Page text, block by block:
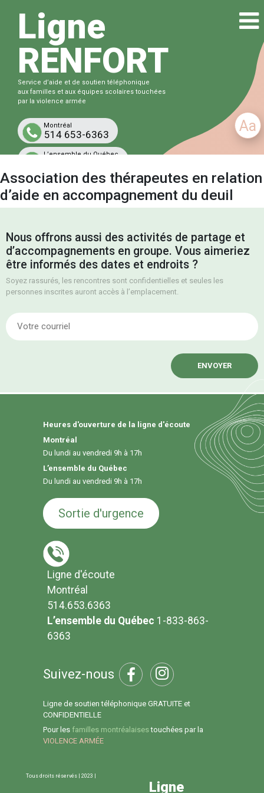
Aa
Ligne
RENFORT
Service d’aide et de soutien téléphonique
aux familles et aux équipes scolaires touchées
par la violence armée
Montréal
514 653-6363
L’ensemble du Québec
Gratuit et confidentiel
Association des thérapeutes en relation
d’aide en accompagnement du deuil
Nous offrons aussi des activités de partage et
d’accompagnements en groupe. Vous aimeriez
être informés des dates et endroits ?
Soyez rassurés, les rencontres sont confidentielles et seules les
personnes inscrites auront accès à l’emplacement.
Heures d'ouverture de la ligne d'écoute
Montréal
Du lundi au vendredi 9h à 17h
L’ensemble du Québec
Du lundi au vendredi 9h à 17h
Sortie d'urgence
Ligne d'écoute
Montréal
514.653.6363
L’ensemble du Québec 1-833-863-
6363
Suivez-nous
Ligne de soutien téléphonique GRATUITE et
CONFIDENTIELLE
Pour les familles montréalaisestouchées par la
VIOLENCE ARMÉE
Tous droits réservés | 2023 |
Ligne